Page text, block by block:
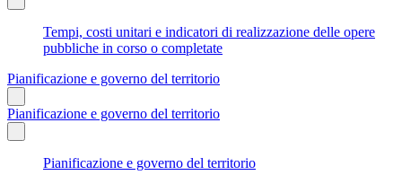
Tempi, costi unitari e indicatori di realizzazione delle opere
pubbliche in corso o completate
Pianificazione e governo del territorio
Pianificazione e governo del territorio
Pianificazione e governo del territorio